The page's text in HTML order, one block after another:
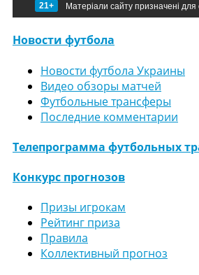
21+ Матеріали сайту призначені
Новости футбола
Новости футбола Украины
Видео обзоры матчей
Футбольные трансферы
Последние комментарии
Телепрограмма футбольных
Конкурс прогнозов
Призы игрокам
Рейтинг приза
Правила
Коллективный прогноз